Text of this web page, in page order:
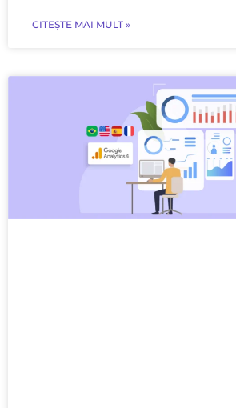
CITEȘTE MAI MULT »